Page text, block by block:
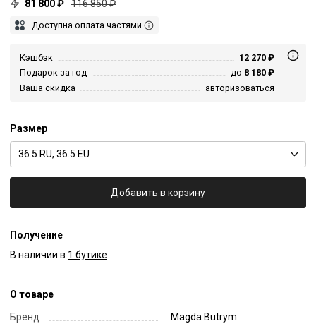
81 800 ₽ 116 850 ₽
Доступна оплата частями
Кэшбэк
12 270 ₽
Подарок за год
до 8 180 ₽
Ваша скидка
авторизоваться
Размер
36.5 RU, 36.5 EU
Добавить в корзину
Получение
В наличии в 1 бутике
О товаре
Бренд
Magda Butrym